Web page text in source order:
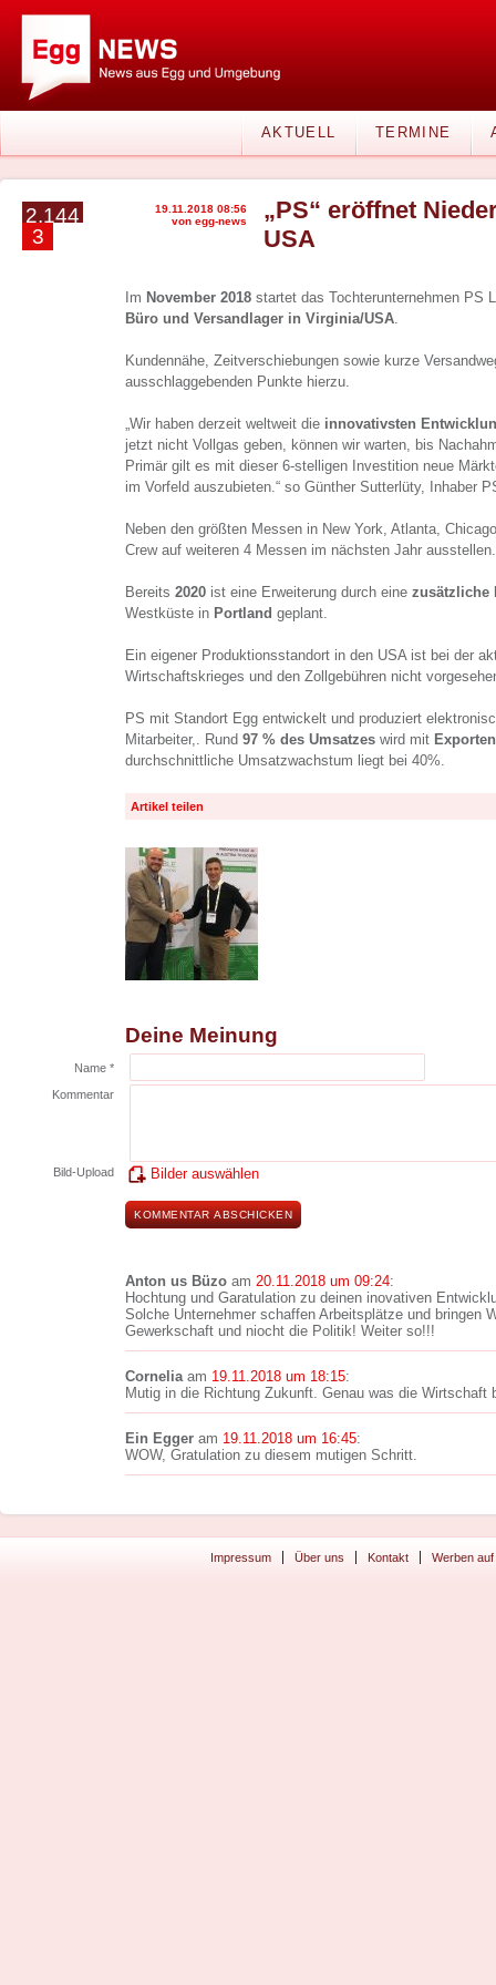
AKTUELL TERMINE
2.144
3
19.11.2018 08:56
von egg-news
„PS“ eröffnet
USA
Im November 2018 startet das Tochterunternehmen PS
Büro und Versandlager in Virginia/USA.
Kundennähe, Zeitverschiebungen sowie kurze
ausschlaggebenden Punkte hierzu.
„Wir haben derzeit weltweit die innovativsten
jetzt nicht Vollgas geben, können wir warten, bis
Primär gilt es mit dieser 6-stelligen Investition neue
im Vorfeld auszubieten.“ so Günther Sutterlüty, Inhaber
Neben den größten Messen in New York, Atlanta,
Crew auf weiteren 4 Messen im nächsten Jahr ausstellen.
Bereits 2020 ist eine Erweiterung durch eine zusätzliche
Westküste in Portland geplant.
Ein eigener Produktionsstandort in den USA ist bei der
Wirtschaftskrieges und den Zollgebühren nicht
PS mit Standort Egg entwickelt und produziert
Mitarbeiter,. Rund 97 % des Umsatzes wird mit
durchschnittliche Umsatzwachstum liegt bei 40%.
Artikel teilen
Deine Meinung
Name *
Kommentar
Bild-Upload Bilder auswählen
Anton us Büzo am 20.11.2018 um 09:24:
Hochtung und Garatulation zu deinen inovativen
Solche Unternehmer schaffen Arbeitsplätze und bringen
Gewerkschaft und niocht die Politik! Weiter so!!!
Corneliaam 19.11.2018 um 18:15:
Mutig in die Richtung Zukunft. Genau was die Wirtschaft
Ein Egger am 19.11.2018 um 16:45:
WOW, Gratulation zu diesem mutigen Schritt.
Impressum Über uns Kontakt Werben